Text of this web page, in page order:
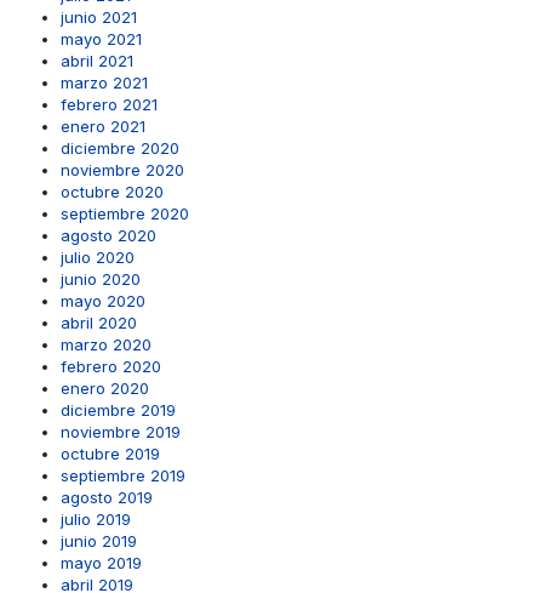
junio 2021
mayo 2021
abril 2021
marzo 2021
febrero 2021
enero 2021
diciembre 2020
noviembre 2020
octubre 2020
septiembre 2020
agosto 2020
julio 2020
junio 2020
mayo 2020
abril 2020
marzo 2020
febrero 2020
enero 2020
diciembre 2019
noviembre 2019
octubre 2019
septiembre 2019
agosto 2019
julio 2019
junio 2019
mayo 2019
abril 2019